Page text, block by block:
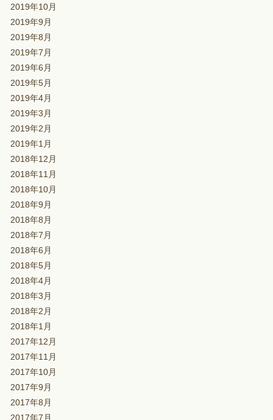
2019年10月
2019年9月
2019年8月
2019年7月
2019年6月
2019年5月
2019年4月
2019年3月
2019年2月
2019年1月
2018年12月
2018年11月
2018年10月
2018年9月
2018年8月
2018年7月
2018年6月
2018年5月
2018年4月
2018年3月
2018年2月
2018年1月
2017年12月
2017年11月
2017年10月
2017年9月
2017年8月
2017年7月